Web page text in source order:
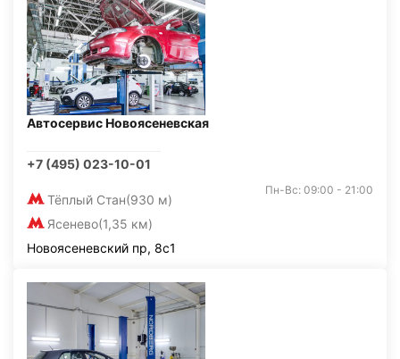
Автосервис Новоясеневская
+7 (495) 023-10-01
Тёплый Стан(930 м)
Ясенево(1,35 км)
Пн-Вс: 09:00 - 21:00
Новоясеневский пр, 8с1